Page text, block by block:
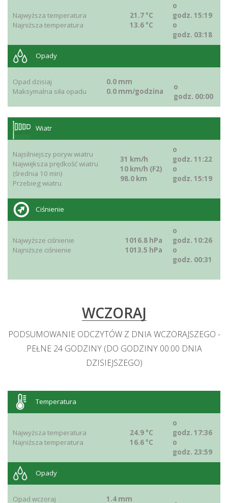
Najwyższa temperatura
Najniższa temperatura
21.7 °C
13.6 °C
o
godz. 15:19
o
godz. 03:18
Opady
Opad dzisiaj
Maksymalna siła opadu
0.0 mm
0.0 mm/godzina
o
godz. 00:00
Wiatr
Najsilniejszy poryw wiatru
Największa prędkość wiatru
(średnia 10 min)
Przebieg wiatru
31 km/h
10 km/h (F2)
98.0 km
o
godz. 11:22
o
godz. 15:19
Ciśnienie
Najwyższe ciśnienie
Najniższe ciśnienie
1016.8 hPa
1013.5 hPa
o
godz. 10:26
o
godz. 00:31
WCZORAJ
PODSUMOWANIE ODCZYTÓW Z DNIA WCZORAJSZEGO -
PEŁNE 24 GODZINY (DO GODZINY 00:00 DNIA
DZISIEJSZEGO)
Temperatura
Najwyższa temperatura
Najniższa temperatura
24.9 °C
16.6 °C
o
godz. 17:36
o
godz. 23:59
Opady
Opad wczoraj 1.4 mm